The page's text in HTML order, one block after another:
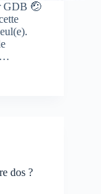
GDB 🤕
dos ?